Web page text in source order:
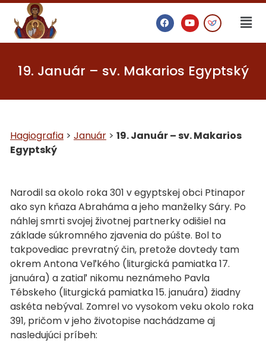
19. Január – sv. Makarios Egyptský
Hagiografia > Január > 19. Január – sv. Makarios
Egyptský
Narodil sa okolo roka 301 v egyptskej obci Ptinapor
ako syn kňaza Abraháma a jeho manželky Sáry. Po
náhlej smrti svojej životnej partnerky odišiel na
základe súkromného zjavenia do púšte. Bol to
takpovediac prevratný čin, pretože dovtedy tam
okrem Antona Veľkého (liturgická pamiatka 17.
januára) a zatiaľ nikomu neznámeho Pavla
Tébskeho (liturgická pamiatka 15. januára) žiadny
askéta nebýval. Zomrel vo vysokom veku okolo roka
391, pričom v jeho životopise nachádzame aj
nasledujúci príbeh: